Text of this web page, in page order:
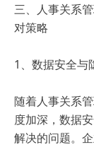
三、人事关系
对策略
1、数据安全与
随着人事关系
度加深，数据
解决的问题。